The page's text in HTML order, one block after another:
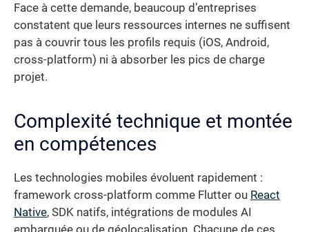
Face à cette demande, beaucoup d’entreprises
constatent que leurs ressources internes ne suffisent
pas à couvrir tous les profils requis (iOS, Android,
cross-platform) ni à absorber les pics de charge
projet.
Complexité technique et montée
en compétences
Les technologies mobiles évoluent rapidement :
framework cross-platform comme Flutter ou React
Native, SDK natifs, intégrations de modules AI
embarquée ou de géolocalisation. Chacune de ces